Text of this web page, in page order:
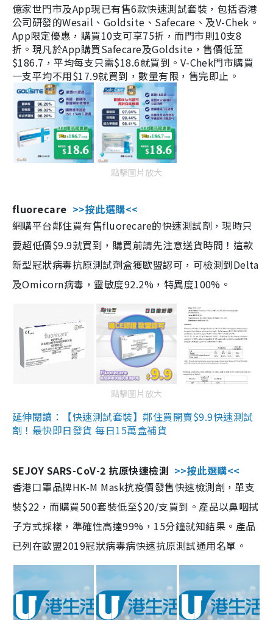
億家世門市及App現已有售6款快速測試套裝，包括香港
公司研發的Wesail、Goldsite、Safecare、及V-Chek。
App限定優惠，購買10支可享75折，而門市則10支8
折。現凡於App購買Safecare及Goldsite，售價低至
$186.7，平均每支只需$18.6就買到。V-Chek門市購買
一支平均不用$17.9就買到，數量有限，售完即止。
點擊圖片放大
fluorecare >>按此選購<<
網購平台鄰住買有售fluorecare的快速測試劑，現時只
要超低價$9.9就買到，購買前請先注意送貨時間！這款
新型冠狀病毒抗原測試劑盒獲歐盟認可，可檢測到Delta
及Omicorn病毒，靈敏度92.2%，特異度100%。
點擊圖片放大
延伸閱讀：【快速測試套裝】鄰住買開賣$9.9快速測試
劑！最快即日發貨 每日15萬盒補貨
SEJOY SARS-CoV-2 抗原快速檢測 >>按此選購<<
香港口罩品牌HK-M Mask抗疫價發售快速檢測劑，單支
裝$22，而購買500套裝低至$20/支買到。產品以鼻咽拭
子方式採樣，準確性高達99%，15分鐘就知結果。產品
已列在歐盟2019冠狀病毒病快速抗原測試通用名單。